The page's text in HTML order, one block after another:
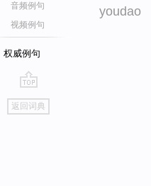
音频例句
视频例句
权威例句
go
top
返回词典
youdao